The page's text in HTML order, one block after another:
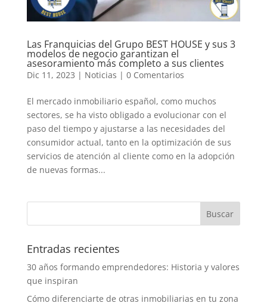
Las Franquicias del Grupo BEST HOUSE y sus 3
modelos de negocio garantizan el
asesoramiento más completo a sus clientes
Dic 11, 2023 | Noticias | 0 Comentarios
El mercado inmobiliario español, como muchos
sectores, se ha visto obligado a evolucionar con el
paso del tiempo y ajustarse a las necesidades del
consumidor actual, tanto en la optimización de sus
servicios de atención al cliente como en la adopción
de nuevas formas...
Entradas recientes
30 años formando emprendedores: Historia y valores
que inspiran
Cómo diferenciarte de otras inmobiliarias en tu zona